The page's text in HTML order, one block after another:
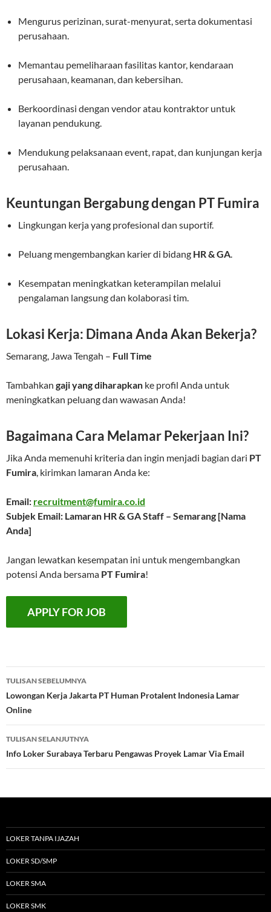
Mengurus perizinan, surat-menyurat, serta dokumentasi
perusahaan.
Memantau pemeliharaan fasilitas kantor, kendaraan
perusahaan, keamanan, dan kebersihan.
Berkoordinasi dengan vendor atau kontraktor untuk
layanan pendukung.
Mendukung pelaksanaan event, rapat, dan kunjungan kerja
perusahaan.
Keuntungan Bergabung dengan PT Fumira
Lingkungan kerja yang profesional dan suportif.
Peluang mengembangkan karier di bidang HR & GA.
Kesempatan meningkatkan keterampilan melalui
pengalaman langsung dan kolaborasi tim.
Lokasi Kerja: Dimana Anda Akan Bekerja?
Semarang, Jawa Tengah – Full Time
Tambahkan gaji yang diharapkan ke profil Anda untuk
meningkatkan peluang dan wawasan Anda!
Bagaimana Cara Melamar Pekerjaan Ini?
Jika Anda memenuhi kriteria dan ingin menjadi bagian dari PT
Fumira, kirimkan lamaran Anda ke:
Email: recruitment@fumira.co.id
Subjek Email: Lamaran HR & GA Staff – Semarang [Nama
Anda]
Jangan lewatkan kesempatan ini untuk mengembangkan
potensi Anda bersama PT Fumira!
Navigasi
Tulisan
TULISAN SEBELUMNYA
Lowongan Kerja Jakarta PT Human Protalent Indonesia Lamar
Online
TULISAN SELANJUTNYA
Info Loker Surabaya Terbaru Pengawas Proyek Lamar Via Email
LOKER TANPA IJAZAH
LOKER SD/SMP
LOKER SMA
LOKER SMK